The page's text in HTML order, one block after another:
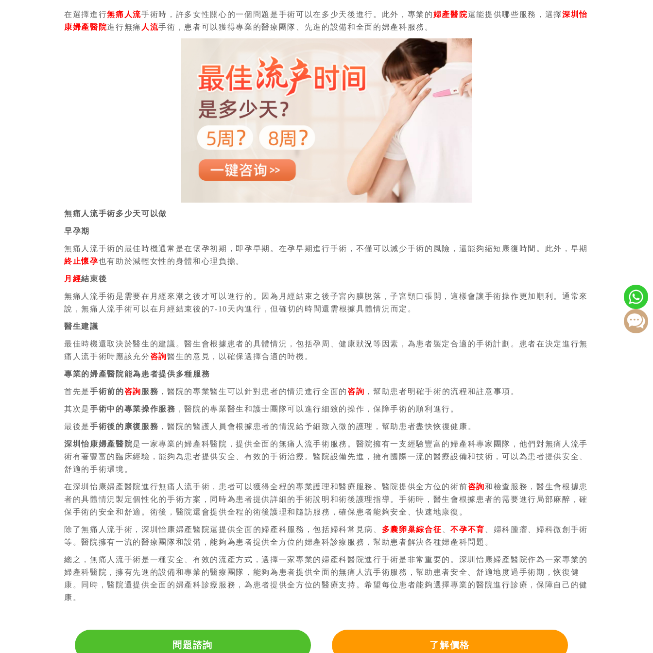
在選擇進行無痛人流手術時，許多女性關心的一個問題是手術可以在多少天後進行。此外，專業的婦產醫院還能提供哪些服務，選擇深圳怡
康婦產醫院進行無痛 人流手術，患者可以獲得專業的醫療團隊、先進的設備和全面的婦產科服務。
無痛人流手術多少天可以做
早孕期
無痛人流手術的最佳時機通常是在懷孕初期，即孕早期。在孕早期進行手術，不僅可以減少手術的風險，還能夠縮短康復時間。此外，早期
終止懷孕也有助於減輕女性的身體和心理負擔。
月經結束後
無痛人流手術是需要在月經來潮之後才可以進行的。因為月經結束之後子宮內膜脫落，子宮頸口張開，這樣會讓手術操作更加順利。通常來
說，無痛人流手術可以在月經結束後的7-10天內進行，但確切的時間還需根據具體情況而定。
醫生建議
最佳時機還取決於醫生的建議。醫生會根據患者的具體情況，包括孕周、健康狀況等因素，為患者製定合適的手術計劃。患者在決定進行無
痛人流手術時應該充分 咨詢醫生的意見，以確保選擇合適的時機。
專業的婦產醫院能為患者提供多種服務
首先是手術前的咨詢 服務 ，醫院的專業醫生可以針對患者的情況進行全面的 咨詢 ，幫助患者明確手術的流程和註意事項。
其次是手術中的專業操作服務 ，醫院的專業醫生和護士團隊可以進行細致的操作，保障手術的順利進行。
最後是手術後的康復服務 ，醫院的醫護人員會根據患者的情況給予細致入微的護理，幫助患者盡快恢復健康。
深圳怡康婦產醫院是一家專業的婦產科醫院，提供全面的無痛人流手術服務。醫院擁有一支經驗豐富的婦產科專家團隊，他們對無痛人流手
術有著豐富的臨床經驗，能夠為患者提供安全、有效的手術治療。醫院設備先進，擁有國際一流的醫療設備和技術，可以為患者提供安全、
舒適的手術環境。
在深圳怡康婦產醫院進行無痛人流手術，患者可以獲得全程的專業護理和醫療服務。醫院提供全方位的術前咨詢和檢查服務，醫生會根據患
者的具體情況製定個性化的手術方案，同時為患者提供詳細的手術說明和術後護理指導。手術時，醫生會根據患者的需要進行局部麻醉，確
保手術的安全和舒適。術後，醫院還會提供全程的術後護理和隨訪服務，確保患者能夠安全、快速地康復。
除了無痛人流手術，深圳怡康婦產醫院還提供全面的婦產科服務，包括婦科常見病、 多囊卵巢綜合征 、不孕不育
、婦科腫瘤、婦科微創手術
等。醫院擁有一流的醫療團隊和設備，能夠為患者提供全方位的婦產科診療服務，幫助患者解決各種婦產科問題。
總之，無痛人流手術是一種安全、有效的流產方式，選擇一家專業的婦產科醫院進行手術是非常重要的。深圳怡康婦產醫院作為一家專業的
婦產科醫院，擁有先進的設備和專業的醫療團隊，能夠為患者提供全面的無痛人流手術服務，幫助患者安全、舒適地度過手術期，恢復健
康。同時，醫院還提供全面的婦產科診療服務，為患者提供全方位的醫療支持。希望每位患者能夠選擇專業的醫院進行診療，保障自己的健
康。
問題諮詢 了解價格